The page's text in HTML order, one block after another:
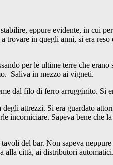
eppure evidente, in cui
trovare in quegli anni, si era
per le ultime terre che erano
Saliva in mezzo ai vigneti.
dal filo di ferro arrugginito. Si
attrezzi. Si era guardato
incorniciare. Sapeva bene che
del bar. Non sapeva
alla città, ai distributori automatici.